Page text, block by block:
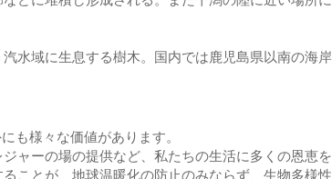
水域に生息する樹木。国内では鹿児島県以南の海岸
も様々な価値があります。
ャーの場の提供など、私たちの生活に多くの恩恵を